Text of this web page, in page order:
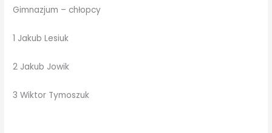
Gimnazjum – chłopcy
1 Jakub Lesiuk
2 Jakub Jowik
3 Wiktor Tymoszuk